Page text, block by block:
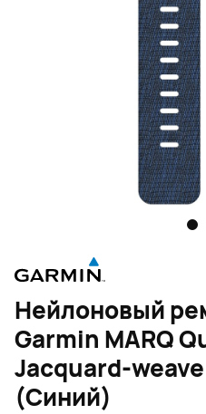
Нейлоновый
Garmin MARQ
Jacquard-
(Синий)
1